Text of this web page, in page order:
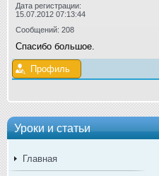
Уроки и статьи
Главная
Дата регистрации:
15.07.2012 07:13:44
Сообщений: 208
Спасибо большое.
Профиль